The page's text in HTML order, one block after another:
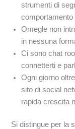
strumenti di
comportamento
Omegle non
in nessuna
Ci sono chat
connetterti e
Ogni giorno
sito di social
rapida crescita
Si distingue per la